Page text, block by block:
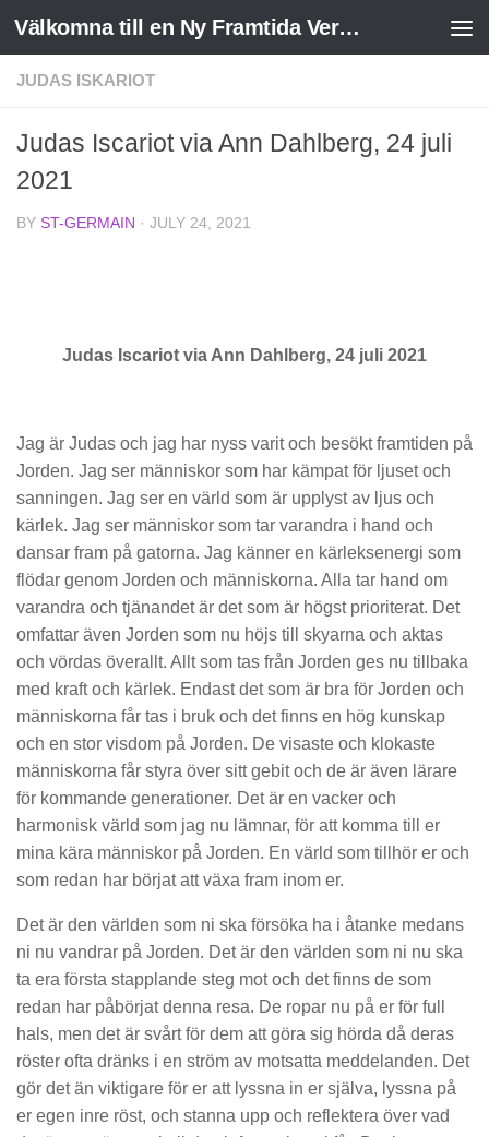
Skip to content Välkomna till en Ny Framtida Verklighet
JUDAS ISKARIOT
Judas Iscariot via Ann Dahlberg, 24 juli
2021
BY ST-GERMAIN · JULY 24, 2021
Judas Iscariot via Ann Dahlberg, 24 juli 2021
Jag är Judas och jag har nyss varit och besökt framtiden på
Jorden. Jag ser människor som har kämpat för ljuset och
sanningen. Jag ser en värld som är upplyst av ljus och
kärlek. Jag ser människor som tar varandra i hand och
dansar fram på gatorna. Jag känner en kärleksenergi som
flödar genom Jorden och människorna. Alla tar hand om
varandra och tjänandet är det som är högst prioriterat. Det
omfattar även Jorden som nu höjs till skyarna och aktas
och vördas överallt. Allt som tas från Jorden ges nu tillbaka
med kraft och kärlek. Endast det som är bra för Jorden och
människorna får tas i bruk och det finns en hög kunskap
och en stor visdom på Jorden. De visaste och klokaste
människorna får styra över sitt gebit och de är även lärare
för kommande generationer. Det är en vacker och
harmonisk värld som jag nu lämnar, för att komma till er
mina kära människor på Jorden. En värld som tillhör er och
som redan har börjat att växa fram inom er.
Det är den världen som ni ska försöka ha i åtanke medans
ni nu vandrar på Jorden. Det är den världen som ni nu ska
ta era första stapplande steg mot och det finns de som
redan har påbörjat denna resa. De ropar nu på er för full
hals, men det är svårt för dem att göra sig hörda då deras
röster ofta dränks i en ström av motsatta meddelanden. Det
gör det än viktigare för er att lyssna in er själva, lyssna på
er egen inre röst, och stanna upp och reflektera över vad